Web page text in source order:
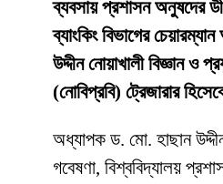
ব্যবসায় প্রশাসন অনুষদের
ব্যাংকিং বিভাগের
উদ্দীন নোয়াখালী বিজ্ঞান ও
(নোবিপ্রবি) ট্রেজারার
অধ্যাপক ড. মো. হাছান উদ্দীন
গবেষণা, বিশ্ববিদ্যালয়